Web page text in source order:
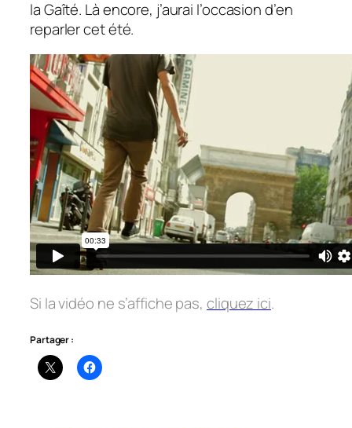
la Gaîté. Là encore, j’aurai l’occasion d’en
reparler cet été.
Si la vidéo ne s’affiche pas, cliquez ici.
Partager :